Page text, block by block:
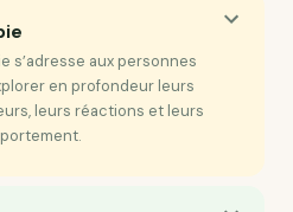
s’adresse aux personnes
en profondeur leurs
leurs réactions et leurs